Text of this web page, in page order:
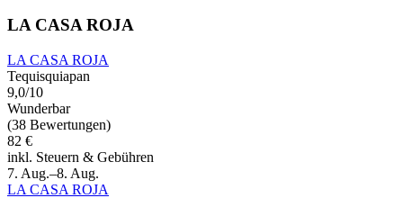
LA CASA ROJA
LA CASA ROJA
Tequisquiapan
9,0/10
Wunderbar
(38 Bewertungen)
82 €
inkl. Steuern & Gebühren
7. Aug.–8. Aug.
LA CASA ROJA